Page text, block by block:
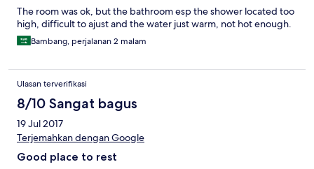
The room was ok, but the bathroom esp the shower located too
high, difficult to ajust and the water just warm, not hot enough.
Bambang, perjalanan 2 malam
Ulasan terverifikasi
8/10 Sangat bagus
19 Jul 2017
Terjemahkan dengan Google
Good place to rest